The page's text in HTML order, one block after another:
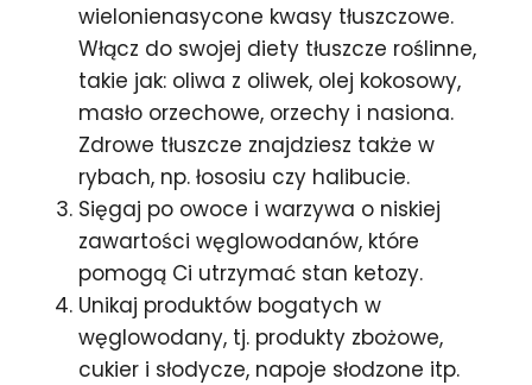
wielonienasycone kwasy tłuszczowe.
Włącz do swojej diety tłuszcze roślinne,
takie jak: oliwa z oliwek, olej kokosowy,
masło orzechowe, orzechy i nasiona.
Zdrowe tłuszcze znajdziesz także w
rybach, np. łososiu czy halibucie.
Sięgaj po owoce i warzywa o niskiej
zawartości węglowodanów, które
pomogą Ci utrzymać stan ketozy.
Unikaj produktów bogatych w
węglowodany, tj. produkty zbożowe,
cukier i słodycze, napoje słodzone itp.